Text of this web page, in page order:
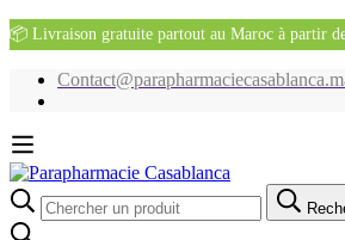
📦 Livraison gratuite partout au Maroc à partir
Recherche
pour: